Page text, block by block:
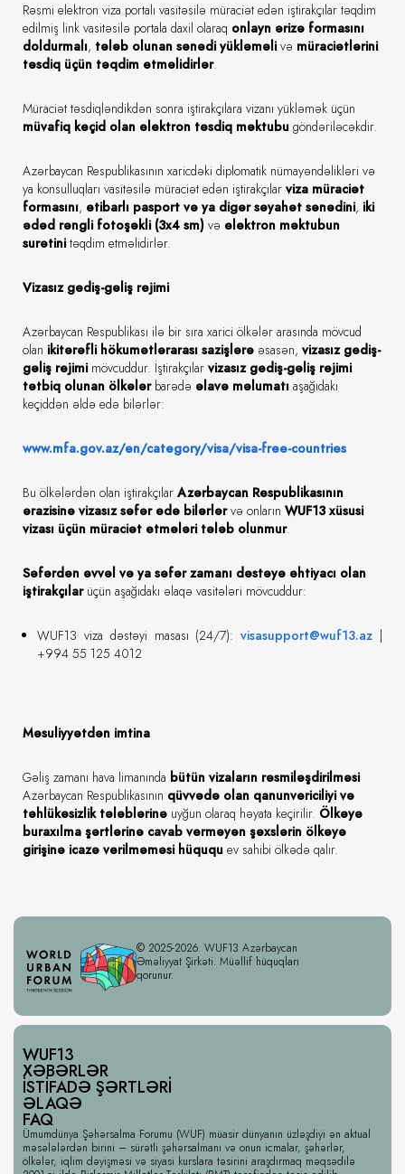
Rəsmi elektron viza portalı vasitəsilə müraciət edən iştirakçılar təqdim
edilmiş link vasitəsilə portala daxil olaraq onlayn ərizə formasını
doldurmalı, tələb olunan sənədi yükləməlivə müraciətlərini
təsdiq üçün təqdim etməlidirlər.
Müraciət təsdiqləndikdən sonra iştirakçılara vizanı yükləmək üçün
müvafiq keçid olan elektron təsdiq məktubu göndəriləcəkdir.
Azərbaycan Respublikasının xaricdəki diplomatik nümayəndəlikləri və
ya konsulluqları vasitəsilə müraciət edən iştirakçılar viza müraciət
formasını, etibarlı pasport və ya digər səyahət sənədini, iki
ədəd rəngli fotoşəkli (3x4 sm) və elektron məktubun
surətinitəqdim etməlidirlər.
Vizasız gediş-gəliş rejimi
Azərbaycan Respublikası ilə bir sıra xarici ölkələr arasında mövcud
olan ikitərəfli hökumətlərarası sazişlərə əsasən, vizasız gediş-
gəliş rejimimövcuddur. İştirakçılar vizasız gediş-gəliş rejimi
tətbiq olunan ölkələrbarədə əlavə məlumatı aşağıdakı
keçiddən əldə edə bilərlər:
www.mfa.gov.az/en/category/visa/visa-free-countries
Bu ölkələrdən olan iştirakçılar Azərbaycan Respublikasının
ərazisinə vizasız səfər edə bilərlərvə onların WUF13 xüsusi
vizası üçün müraciət etmələri tələb olunmur.
Səfərdən əvvəl və ya səfər zamanı dəstəyə ehtiyacı olan
iştirakçılarüçün aşağıdakı əlaqə vasitələri mövcuddur:
WUF13 viza dəstəyi masası (24/7):visasupport@wuf13.az
+994 55 125 4012
Məsuliyyətdən imtina
Gəliş zamanı hava limanında bütün vizaların rəsmiləşdirilməsi
Azərbaycan Respublikasının qüvvədə olan qanunvericiliyi və
təhlükəsizlik tələblərinə uyğun olaraq həyata keçirilir. Ölkəyə
buraxılma şərtlərinə cavab verməyən şəxslərin ölkəyə
girişinə icazə verilməməsi hüququ ev sahibi ölkədə qalır.
© 2025-2026. WUF13 Azərbaycan
Əməliyyat Şirkəti. Müəllif hüquqları
qorunur.
WUF13
XƏBƏRLƏR
İSTIFADƏ ŞƏRTLƏRI
ƏLAQƏ
FAQ
Ümumdünya Şəhərsalma Forumu (WUF) müasir dünyanın üzləşdiyi ən aktual
məsələlərdən birini – sürətli şəhərsalmanı və onun icmalar, şəhərlər,
ölkələr, iqlim dəyişməsi və siyasi kurslara təsirini araşdırmaq məqsədilə